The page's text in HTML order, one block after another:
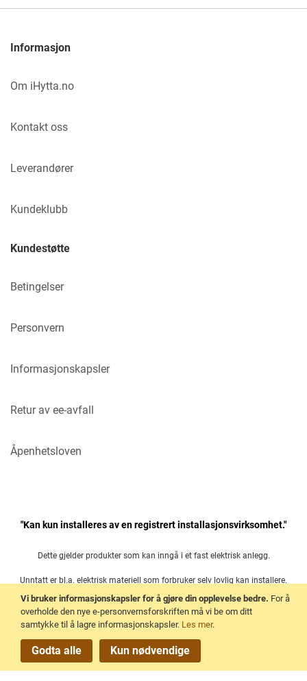
Vi bruker informasjonskapsler for å gjøre din opplevelse bedre. For å
overholde den nye e-personvernsforskriften må vi be om ditt
samtykke til å lagre informasjonskapsler. Les mer.
Godta alle Kun nødvendige
Informasjon
Om iHytta.no
Kontakt oss
Leverandører
Kundeklubb
Kundestøtte
Betingelser
Personvern
Informasjonskapsler
Retur av ee-avfall
Åpenhetsloven
"Kan kun installeres av en registrert installasjonsvirksomhet."
Dette gjelder produkter som kan inngå i et fast elektrisk anlegg.
Unntatt er bl.a. elektrisk materiell som forbruker selv lovlig kan installere.
Les mer her:
Forskrift om elektrisk utstyr § 21
.
Copyright © 2026 Trioweb AS.